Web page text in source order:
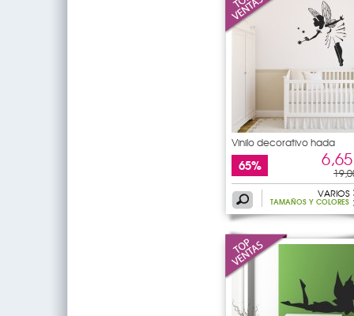
Vinilo decorativo hada
65%
VARIOS
TAMAÑOS Y COLORES